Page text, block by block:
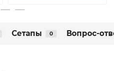
Сетапы 0 Вопрос-